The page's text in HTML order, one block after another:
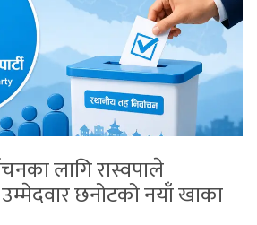
लागि रास्वपाले
छनोटको नयाँ खाका